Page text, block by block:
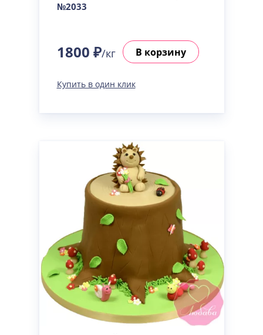
№2033
1800 ₽/кг В корзину
Купить в один клик